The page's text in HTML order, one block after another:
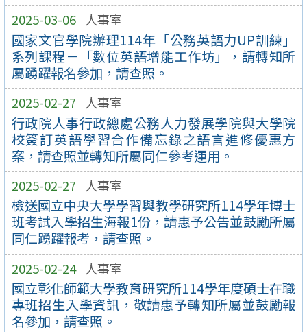
2025-03-06 人事室
國家文官學院辦理114年「公務英語力UP訓練」
系列課程－「數位英語增能工作坊」，請轉知所
屬踴躍報名參加，請查照。
2025-02-27 人事室
行政院人事行政總處公務人力發展學院與大學院
校簽訂英語學習合作備忘錄之語言進修優惠方
案，請查照並轉知所屬同仁參考運用。
2025-02-27 人事室
檢送國立中央大學學習與教學研究所114學年博士
班考試入學招生海報1份，請惠予公告並鼓勵所屬
同仁踴躍報考，請查照。
2025-02-24 人事室
國立彰化師範大學教育研究所114學年度碩士在職
專班招生入學資訊，敬請惠予轉知所屬並鼓勵報
名參加，請查照。